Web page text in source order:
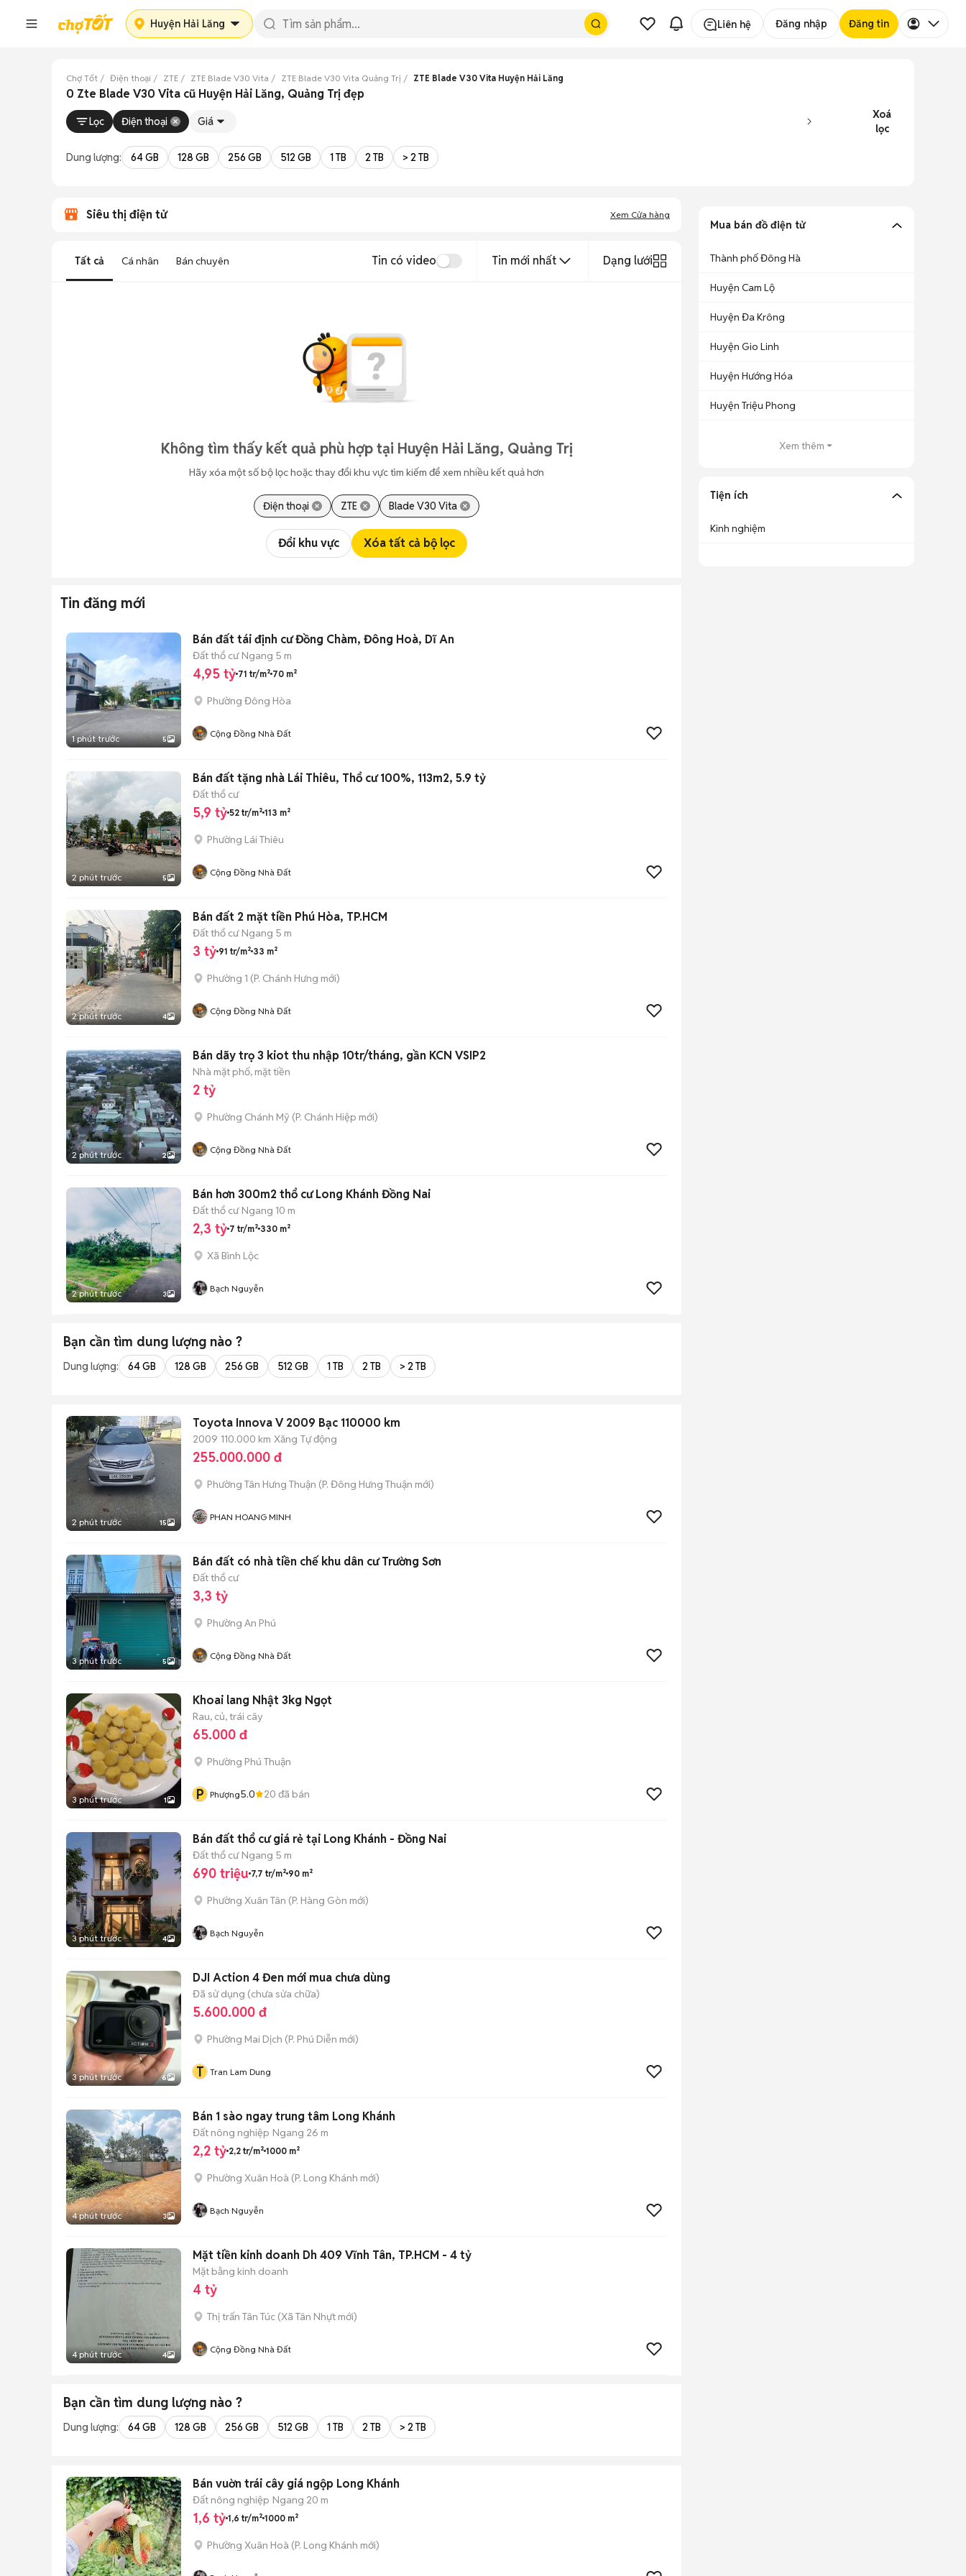
Huyện Hải Lăng Liên hệ Đăng nhập Đăng tin
Chợ Tốt Điện thoại ZTE ZTE Blade V30 Vita ZTE Blade V30 Vita Quảng Trị ZTE Blade V30 Vita Huyện Hải Lăng
0 Zte Blade V30 Vita cũ Huyện Hải Lăng, Quảng Trị đẹp
Lọc Điện thoại Giá
Xoá
lọc
Dung lượng: 64 GB 128 GB 256 GB 512 GB 1 TB 2 TB > 2 TB
Siêu thị điện tử Xem Cửa hàng
Tất cả Cá nhân Bán chuyên Tin có video Tin mới nhất Dạng lưới
Không tìm thấy kết quả phù hợp tại Huyện Hải Lăng, Quảng Trị
Hãy xóa một số bộ lọc hoặc thay đổi khu vực tìm kiếm để xem nhiều kết quả hơn
Điện thoại ZTE Blade V30 Vita
Đổi khu vực Xóa tất cả bộ lọc
Tin đăng mới
1 phút trước 5
Bán đất tái định cư Đồng Chàm, Đông Hoà, Dĩ An
Đất thổ cư Ngang 5 m
4,95 tỷ 71 tr/m² 70 m²
Phường Đông Hòa
Cộng Đồng Nhà Đất
2 phút trước 5
Bán đất tặng nhà Lái Thiêu, Thổ cư 100%, 113m2, 5.9 tỷ
Đất thổ cư
5,9 tỷ 52 tr/m² 113 m²
Phường Lái Thiêu
Cộng Đồng Nhà Đất
2 phút trước 4
Bán đất 2 mặt tiền Phú Hòa, TP.HCM
Đất thổ cư Ngang 5 m
3 tỷ 91 tr/m² 33 m²
Phường 1 (P. Chánh Hưng mới)
Cộng Đồng Nhà Đất
2 phút trước 2
Bán dãy trọ 3 kiot thu nhập 10tr/tháng, gần KCN VSIP2
Nhà mặt phố, mặt tiền
2 tỷ
Phường Chánh Mỹ (P. Chánh Hiệp mới)
Cộng Đồng Nhà Đất
2 phút trước 3
Bán hơn 300m2 thổ cư Long Khánh Đồng Nai
Đất thổ cư Ngang 10 m
2,3 tỷ 7 tr/m² 330 m²
Xã Bình Lộc
Bạch Nguyễn
Bạn cần tìm dung lượng nào ?
Dung lượng: 64 GB 128 GB 256 GB 512 GB 1 TB 2 TB > 2 TB
2 phút trước 15
Toyota Innova V 2009 Bạc 110000 km
2009 110.000 km Xăng Tự động
255.000.000 đ
Phường Tân Hưng Thuận (P. Đông Hưng Thuận mới)
PHAN HOANG MINH
3 phút trước 5
Bán đất có nhà tiền chế khu dân cư Trường Sơn
Đất thổ cư
3,3 tỷ
Phường An Phú
Cộng Đồng Nhà Đất
3 phút trước 1
Khoai lang Nhật 3kg Ngọt
Rau, củ, trái cây
65.000 đ
Phường Phú Thuận
P Phượng5.0 20 đã bán
3 phút trước 4
Bán đất thổ cư giá rẻ tại Long Khánh - Đồng Nai
Đất thổ cư Ngang 5 m
690 triệu 7,7 tr/m² 90 m²
Phường Xuân Tân (P. Hàng Gòn mới)
Bạch Nguyễn
3 phút trước 6
DJI Action 4 Đen mới mua chưa dùng
Đã sử dụng (chưa sửa chữa)
5.600.000 đ
Phường Mai Dịch (P. Phú Diễn mới)
T Tran Lam Dung
4 phút trước 3
Bán 1 sào ngay trung tâm Long Khánh
Đất nông nghiệp Ngang 26 m
2,2 tỷ 2,2 tr/m² 1000 m²
Phường Xuân Hoà (P. Long Khánh mới)
Bạch Nguyễn
4 phút trước 4
Mặt tiền kinh doanh Dh 409 Vĩnh Tân, TP.HCM - 4 tỷ
Mặt bằng kinh doanh
4 tỷ
Thị trấn Tân Túc (Xã Tân Nhựt mới)
Cộng Đồng Nhà Đất
Bạn cần tìm dung lượng nào ?
Dung lượng: 64 GB 128 GB 256 GB 512 GB 1 TB 2 TB > 2 TB
Bán vuờn trái cây giá ngộp Long Khánh
Đất nông nghiệp Ngang 20 m
1,6 tỷ 1,6 tr/m² 1000 m²
Phường Xuân Hoà (P. Long Khánh mới)
Mua bán đồ điện tử
Thành phố Đông Hà
Huyện Cam Lộ
Huyện Đa Krông
Huyện Gio Linh
Huyện Hướng Hóa
Huyện Triệu Phong
Xem thêm
Tiện ích
Kinh nghiệm